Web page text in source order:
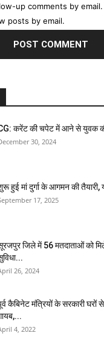
up comments by email.
posts by email.
करेंट की चपेट में आने से युवक
30, 2024
हुई मां दुर्गा के आगमन की तैयारी,
17, 2025
जिले में 56 मतदाताओं को
26, 2024
कैबिनेट मंत्रियों के सरकारी घरों
4, 2022